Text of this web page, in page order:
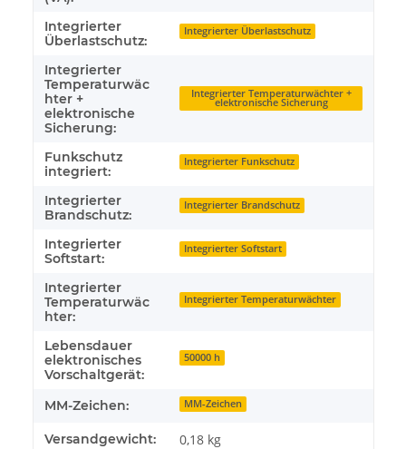
Integrierter
Überlastschutz:
Integrierter Überlastschutz
Integrierter
Temperaturwäc
hter +
elektronische
Sicherung:
Integrierter Temperaturwächter +
elektronische Sicherung
Funkschutz
integriert:
Integrierter Funkschutz
Integrierter
Brandschutz:
Integrierter Brandschutz
Integrierter
Softstart:
Integrierter Softstart
Integrierter
Temperaturwäc
hter:
Integrierter Temperaturwächter
Lebensdauer
elektronisches
Vorschaltgerät:
50000 h
MM-Zeichen: MM-Zeichen
Versandgewicht: 0,18 kg